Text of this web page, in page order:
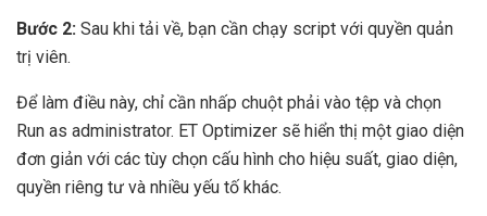
Bước 2: Sau khi tải về, bạn cần chạy script với quyền quản
trị viên.
Để làm điều này, chỉ cần nhấp chuột phải vào tệp và chọn
Run as administrator. ET Optimizer sẽ hiển thị một giao diện
đơn giản với các tùy chọn cấu hình cho hiệu suất, giao diện,
quyền riêng tư và nhiều yếu tố khác.